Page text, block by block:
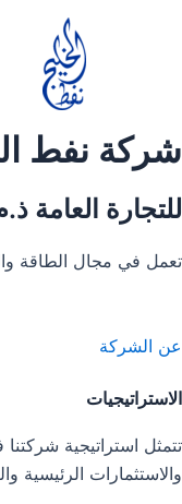
شركة نفط
للتجارة العامة
تعمل في مجال الطاقة
عن الشركة
الاستراتيجيات
تتمثل استراتيجية
والاستثمارات الرئيسية